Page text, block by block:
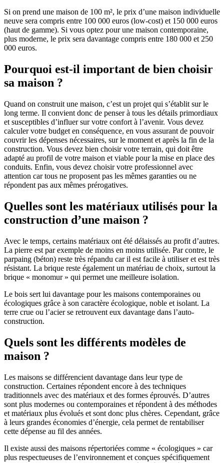
Si on prend une maison de 100 m², le prix d’une maison individuelle
neuve sera compris entre 100 000 euros (low-cost) et 150 000 euros
(haut de gamme). Si vous optez pour une maison contemporaine,
plus moderne, le prix sera davantage compris entre 180 000 et 250
000 euros.
Pourquoi est-il important de bien choisir
sa maison ?
Quand on construit une maison, c’est un projet qui s’établit sur le
long terme. Il convient donc de penser à tous les détails primordiaux
et susceptibles d’influer sur votre confort à l’avenir. Vous devez
calculer votre budget en conséquence, en vous assurant de pouvoir
couvrir les dépenses nécessaires, sur le moment et après la fin de la
construction. Vous devez bien choisir votre terrain, qui doit être
adapté au profil de votre maison et viable pour la mise en place des
conduits. Enfin, vous devez choisir votre professionnel avec
attention car tous ne proposent pas les mêmes garanties ou ne
répondent pas aux mêmes prérogatives.
Quelles sont les matériaux utilisés pour la
construction d’une maison ?
Avec le temps, certains matériaux ont été délaissés au profit d’autres.
La pierre est par exemple de moins en moins utilisée. Par contre, le
parpaing (béton) reste très répandu car il est facile à utiliser et est très
résistant. La brique reste également un matériau de choix, surtout la
brique « monomur » qui permet une meilleure isolation.
Le bois sert lui davantage pour les maisons contemporaines ou
écologiques grâce à son caractère écologique, noble et isolant. La
terre crue ou l’acier se retrouvent eux davantage dans l’auto-
construction.
Quels sont les différents modèles de
maison ?
Les maisons se différencient davantage dans leur type de
construction. Certaines répondent encore à des techniques
traditionnels avec des matériaux et des formes éprouvés. D’autres
sont plus modernes ou contemporaines et répondent à des méthodes
et matériaux plus évolués et sont donc plus chères. Cependant, grâce
à leurs grandes économies d’énergie, cela permet de rentabiliser
cette dépense au fil des années.
Il existe aussi des maisons répertoriées comme « écologiques » car
plus respectueuses de l’environnement et conçues spécifiquement